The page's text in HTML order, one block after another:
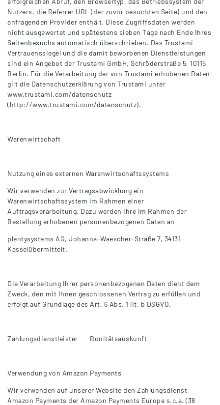
Nutzers, die Referrer URL (der zuvor besuchten Seite) und den
anfragenden Provider enthält. Diese Zugriffsdaten werden
nicht ausgewertet und spätestens sieben Tage nach Ende Ihres
Seitenbesuchs automatisch überschrieben. Das Trustami
Vertrauenssiegel und die damit beworbenen Dienstleistungen
sind ein Angebot der Trustami GmbH, Schröderstraße 5, 10115
Berlin. Für die Verarbeitung der von Trustami erhobenen Daten
gilt die Datenschutzerklärung von Trustami unter
www.trustami.com/datenschutz
(http://www.trustami.com/datenschutz).
Warenwirtschaft
Nutzung eines externen Warenwirtschaftssystems
Wir verwenden zur Vertragsabwicklung ein
Warenwirtschaftssystem im Rahmen einer
Auftragsverarbeitung. Dazu werden Ihre im Rahmen der
Bestellung erhobenen personenbezogenen Daten an
plentysystems AG, Johanna-Waescher-Straße 7, 34131
Kasselübermittelt.
Die Verarbeitung Ihrer personenbezogenen Daten dient dem
Zweck, den mit Ihnen geschlossenen Vertrag zu erfüllen und
erfolgt auf Grundlage des Art. 6 Abs. 1 lit. b DSGVO.
Zahlungsdienstleister Bonitätsauskunft
Verwendung von Amazon Payments
Wir verwenden auf unserer Website den Zahlungsdienst
Amazon Payments der Amazon Payments Europe s.c.a. (38